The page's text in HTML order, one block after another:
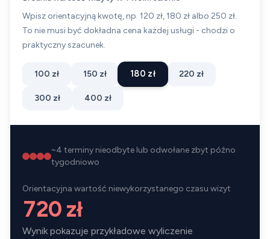
Wpisz orientacyjną kwotę, np. 120 zł, 180 zł albo 250 zł.
To nie musi być dokładna cena każdej usługi - chodzi o
praktyczny szacunek.
100 zł 150 zł 180 zł 220 zł
300 zł 400 zł
~4 terminy nieodbyte lub odwołane zbyt późno
tygodniowo
Orientacyjna wartość niewykorzystanego czasu wizyt
720 zł
Wynik pokazuje przykładowe wyliczenie